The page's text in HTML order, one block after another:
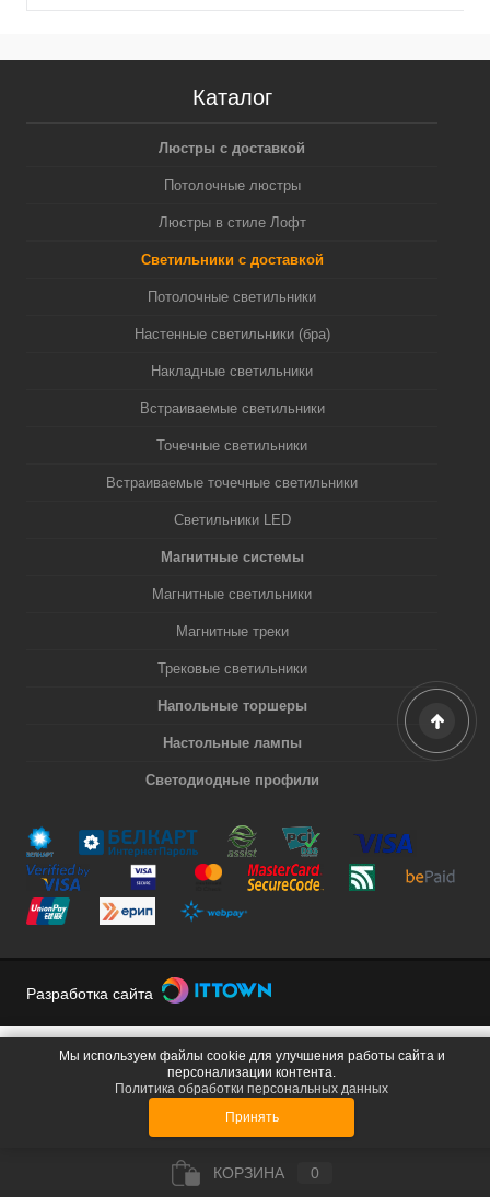
Каталог
Люстры с доставкой
Потолочные люстры
Люстры в стиле Лофт
Светильники с доставкой
Потолочные светильники
Настенные светильники (бра)
Накладные светильники
Встраиваемые светильники
Точечные светильники
Встраиваемые точечные светильники
Светильники LED
Магнитные системы
Магнитные светильники
Магнитные треки
Трековые светильники
Напольные торшеры
Настольные лампы
Светодиодные профили
Разработка сайта
КОРЗИНА 0
Мы используем файлы cookie для улучшения работы сайта и
персонализации контента.
Политика обработки персональных данных
Принять